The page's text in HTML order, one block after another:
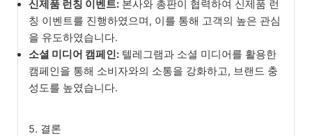
신제품 런칭 이벤트: 본사와 총판이 협력하여 신제품 런
칭 이벤트를 진행하였으며, 이를 통해 고객의 높은 관심
을 유도하였습니다.
소셜 미디어 캠페인: 텔레그램과 소셜 미디어를 활용한
캠페인을 통해 소비자와의 소통을 강화하고, 브랜드 충
성도를 높였습니다.
5. 결론